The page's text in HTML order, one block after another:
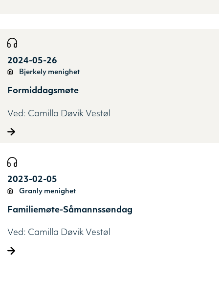
2024-05-26
Bjerkely menighet
Formiddagsmøte
Ved: Camilla Døvik Vestøl
2023-02-05
Granly menighet
Familiemøte-Såmannssøndag
Ved: Camilla Døvik Vestøl